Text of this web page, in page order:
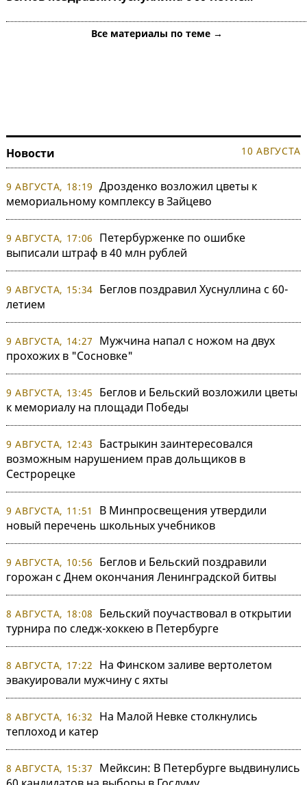
Все материалы по теме →
Новости 10 АВГУСТА
9 АВГУСТА, 18:19 Дрозденко возложил цветы к
мемориальному комплексу в Зайцево
9 АВГУСТА, 17:06
Петербурженке по ошибке
выписали штраф в 40 млн рублей
9 АВГУСТА, 15:34 Беглов поздравил Хуснуллина с 60-
летием
9 АВГУСТА, 14:27
Мужчина напал с ножом на двух
прохожих в "Сосновке"
9 АВГУСТА, 13:45
Беглов и Бельский возложили цветы
к мемориалу на площади Победы
9 АВГУСТА, 12:43
Бастрыкин заинтересовался
возможным нарушением прав дольщиков в
Сестрорецке
9 АВГУСТА, 11:51
В Минпросвещения утвердили
новый перечень школьных учебников
9 АВГУСТА, 10:56
Беглов и Бельский поздравили
горожан с Днем окончания Ленинградской битвы
8 АВГУСТА, 18:08
Бельский поучаствовал в открытии
турнира по следж-хоккею в Петербурге
8 АВГУСТА, 17:22
На Финском заливе вертолетом
эвакуировали мужчину с яхты
8 АВГУСТА, 16:32
На Малой Невке столкнулись
теплоход и катер
8 АВГУСТА, 15:37
Мейксин: В Петербурге выдвинулись